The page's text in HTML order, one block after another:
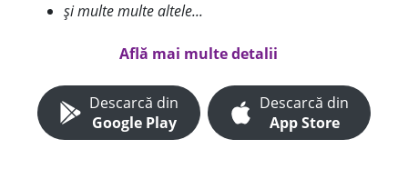
și multe multe altele...
Află mai multe detalii
Descarcă din
Google Play
Descarcă din
App Store